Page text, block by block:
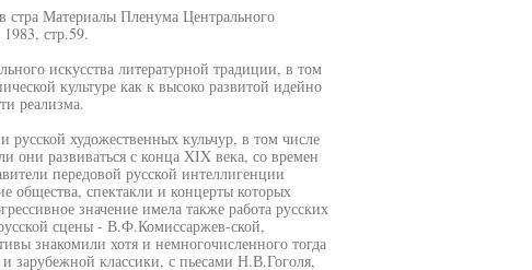
стра Материалы Пленума Центрального
стр.59.
искусства литературной традиции, в том
культуре как к высоко развитой идейно
реализма.
художественных кульчур, в том числе
они развиваться с конца XIX века, со времен
передовой русской интеллигенции
общества, спектакли и концерты которых
значение имела также работа русских
сцены - В.Ф.Комиссаржев-ской,
знакомили хотя и немногочисленного тогда
зарубежной классики, с пьесами Н.В.Гоголя,